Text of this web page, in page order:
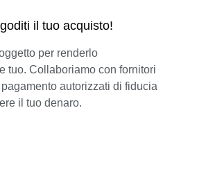
il tuo acquisto!
per renderlo
tuo. Collaboriamo con fornitori
autorizzati di fiducia
il tuo denaro.